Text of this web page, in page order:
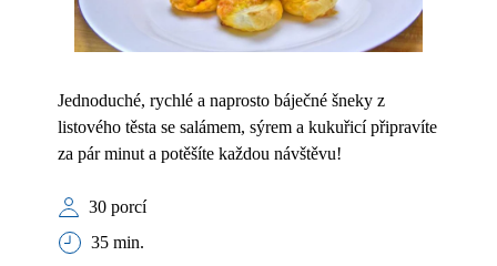
Jednoduché, rychlé a naprosto báječné šneky z
listového těsta se salámem, sýrem a kukuřicí připravíte
za pár minut a potěšíte každou návštěvu!
30 porcí
35 min.